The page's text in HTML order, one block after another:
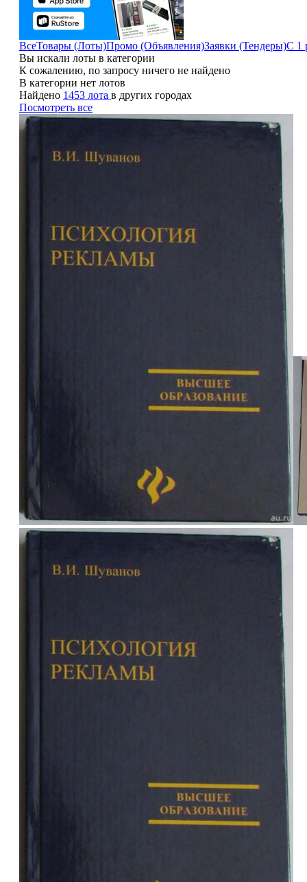
ВсеТовары (Лоты)Промо (Объявления)Заявки (Тендеры)С 1
Вы искали лоты в категории
К сожалению, по запросу ничего не найдено
В категории нет лотов
Найдено 1453 лота в других городах
Посмотреть все